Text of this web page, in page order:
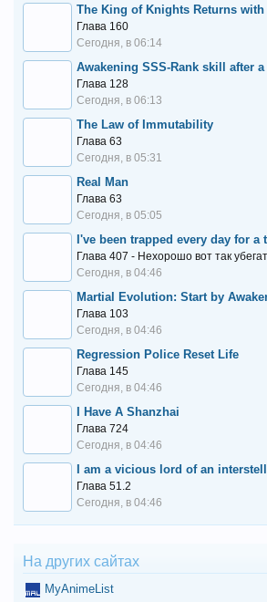
The King of Knights Returns with
Глава 160
Сегодня, в 06:14
Awakening SSS-Rank skill after
Глава 128
Сегодня, в 06:13
The Law of Immutability
Глава 63
Сегодня, в 05:31
Real Man
Глава 63
Сегодня, в 05:05
I've been trapped every day for a
Глава 407 - Нехорошо вот так
Сегодня, в 04:46
Глава 103
Сегодня, в 04:46
Regression Police Reset Life
Глава 145
Сегодня, в 04:46
I Have A Shanzhai
Глава 724
Сегодня, в 04:46
I am a vicious lord of an
Глава 51.2
Сегодня, в 04:46
На других сайтах
MyAnimeList